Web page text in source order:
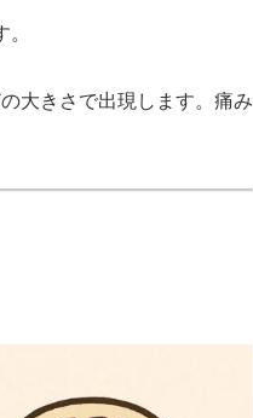
。
大きさで出現します。痛み